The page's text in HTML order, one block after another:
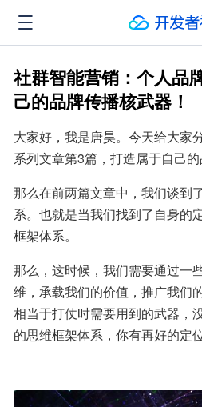
社群智能营销：个人品
己的品牌传播核武器！
大家好，我是唐昊。今天给大家
系列文章第3篇，打造属于自己的
那么在前两篇文章中，我们谈到
系。也就是当我们找到了自身的
框架体系。
那么，这时候，我们需要通过一
维，承载我们的价值，推广我们
相当于打仗时需要用到的武器，
的思维框架体系，你有再好的定